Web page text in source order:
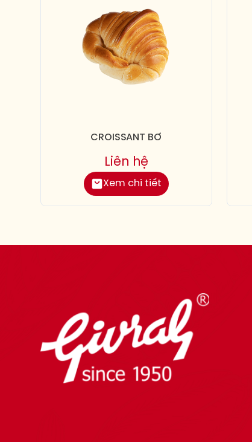
CROISSANT BƠ
Xem chi tiết
Liên hệ